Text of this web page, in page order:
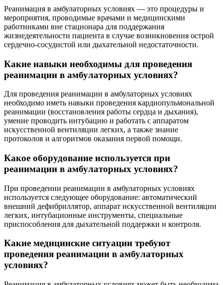
Реанимация в амбулаторных условиях — это процедуры и
мероприятия, проводимые врачами и медицинскими
работниками вне стационара для поддержания
жизнедеятельности пациента в случае возникновения острой
сердечно-сосудистой или дыхательной недостаточности.
Какие навыки необходимы для проведения
реанимации в амбулаторных условиях?
Для проведения реанимации в амбулаторных условиях
необходимо иметь навыки проведения кардиопульмональной
реанимации (восстановления работы сердца и дыхания),
умение проводить интубацию и работать с аппаратом
искусственной вентиляции легких, а также знание
протоколов и алгоритмов оказания первой помощи.
Какое оборудование используется при
реанимации в амбулаторных условиях?
При проведении реанимации в амбулаторных условиях
используется следующее оборудование: автоматический
внешний дефибриллятор, аппарат искусственной вентиляции
легких, интубационные инструменты, специальные
приспособления для дыхательной поддержки и контроля.
Какие медицинские ситуации требуют
проведения реанимации в амбулаторных
условиях?